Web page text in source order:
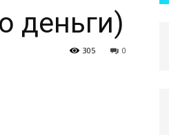
деньги)
0
305